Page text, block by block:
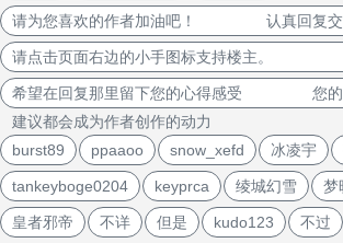
请为您喜欢的作者加油吧！ 认真回复交
请点击页面右边的小手图标支持楼主。
希望在回复那里留下您的心得感受 您的
建议都会成为作者创作的动力
burst89
ppaaoo snow_xefd 冰凌宇
tankeyboge0204 keyprca 绫城幻雪 梦
皇者邪帝 不详 但是 kudo123 不过